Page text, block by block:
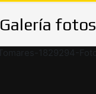
Galería fotos